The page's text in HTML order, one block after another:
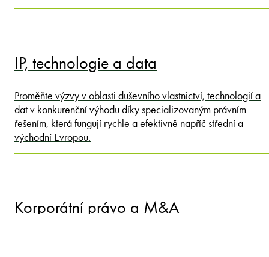
IP, technologie a data
Proměňte výzvy v oblasti duševního vlastnictví, technologií a
dat v konkurenční výhodu díky specializovaným právním
řešením, která fungují rychle a efektivně napříč střední a
východní Evropou.
Korporátní právo a M&A